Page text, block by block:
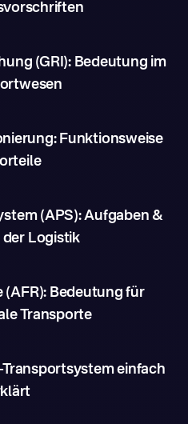
(GRI): Bedeutung im
Funktionsweise
(APS): Aufgaben &
der Logistik
(AFR): Bedeutung für
Transporte
einfach